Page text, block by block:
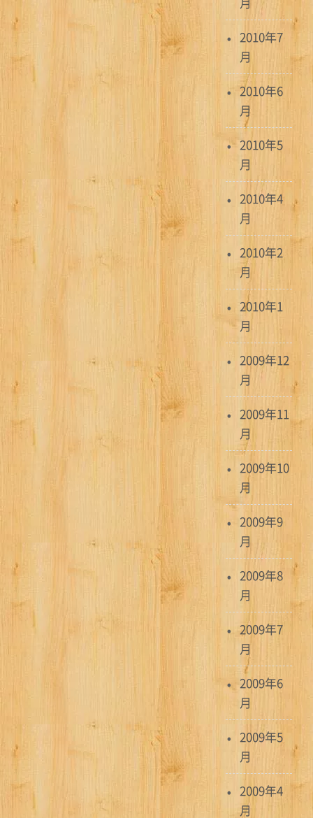
2010年7
月
2010年6
月
2010年5
月
2010年4
月
2010年2
月
2010年1
月
2009年12
月
2009年11
月
2009年10
月
2009年9
月
2009年8
月
2009年7
月
2009年6
月
2009年5
月
2009年4
月